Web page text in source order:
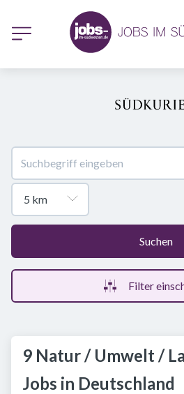
Suchen
Filter
9 Natur / Umwelt /
Jobs in Deutschland